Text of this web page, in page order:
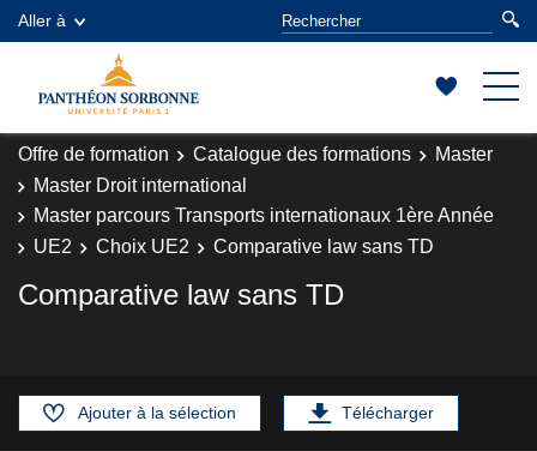
Aller à
Offre de formation Catalogue des formations
Master
Master Droit international
Master parcours Transports internationaux 1ère Année
UE2
Choix UE2 Comparative law sans TD
Comparative law sans TD
Ajouter à la sélection Télécharger